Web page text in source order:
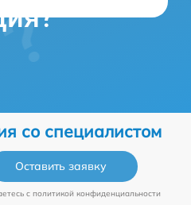
со специалистом
Оставить заявку
c политикой конфиденциальности